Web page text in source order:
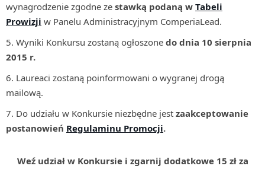
wynagrodzenie zgodne ze stawką podaną w Tabeli
Prowizji w Panelu Administracyjnym ComperiaLead.
Wyniki Konkursu zostaną ogłoszone do dnia 10 sierpnia
2015 r.
Laureaci zostaną poinformowani o wygranej drogą
mailową.
Do udziału w Konkursie niezbędne jest zaakceptowanie
postanowień Regulaminu Promocji.
Weź udział w Konkursie i zgarnij dodatkowe 15 zł za